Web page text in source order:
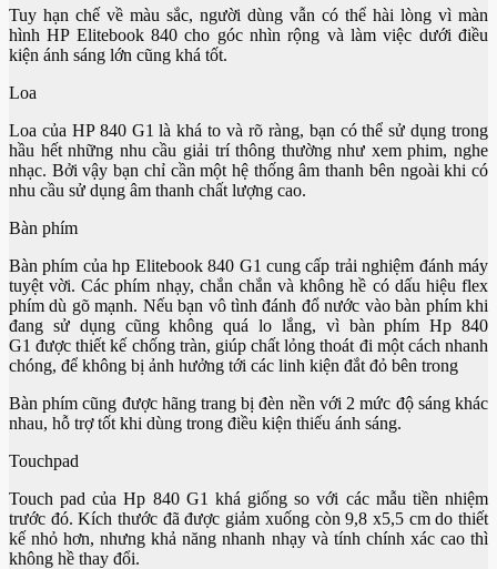
Tuy hạn chế về màu sắc, người dùng vẫn có thể hài lòng vì màn
hình HP Elitebook 840 cho góc nhìn rộng và làm việc dưới điều
kiện ánh sáng lớn cũng khá tốt.
Loa
Loa của HP 840 G1 là khá to và rõ ràng, bạn có thể sử dụng trong
hầu hết những nhu cầu giải trí thông thường như xem phim, nghe
nhạc. Bởi vậy bạn chỉ cần một hệ thống âm thanh bên ngoài khi có
nhu cầu sử dụng âm thanh chất lượng cao.
Bàn phím
Bàn phím của hp Elitebook 840 G1 cung cấp trải nghiệm đánh máy
tuyệt vời. Các phím nhạy, chắn chắn và không hề có dấu hiệu flex
phím dù gõ mạnh. Nếu bạn vô tình đánh đổ nước vào bàn phím khi
đang sử dụng cũng không quá lo lắng, vì bàn phím Hp 840
G1 được thiết kế chống tràn, giúp chất lỏng thoát đi một cách nhanh
chóng, để không bị ảnh hưởng tới các linh kiện đắt đỏ bên trong
Bàn phím cũng được hãng trang bị đèn nền với 2 mức độ sáng khác
nhau, hỗ trợ tốt khi dùng trong điều kiện thiếu ánh sáng.
Touchpad
Touch pad của Hp 840 G1 khá giống so với các mẫu tiền nhiệm
trước đó. Kích thước đã được giảm xuống còn 9,8 x5,5 cm do thiết
kế nhỏ hơn, nhưng khả năng nhanh nhạy và tính chính xác cao thì
không hề thay đổi.